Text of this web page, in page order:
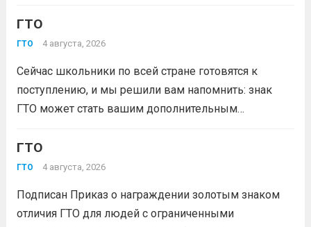
Первых-2026».В мероприятии примут участие
победители муниципального этапа проектной
Кузбасса.Состав команды 6 человек, 3 участника
из...Читать дальше
ГТО
ГТО 4 августа, 2026
Сейчас школьники по всей стране готовятся к
поступлению, и мы решили вам напомнить: знак
ГТО может стать вашим дополнительным
Многие университеты начисляют абитуриентам
баллы за индивидуальные достижения — и знак
ГТО
ГТО 4 августа, 2026
Подписан Приказ о награждении золотым знаком
отличия ГТО для людей с ограниченными